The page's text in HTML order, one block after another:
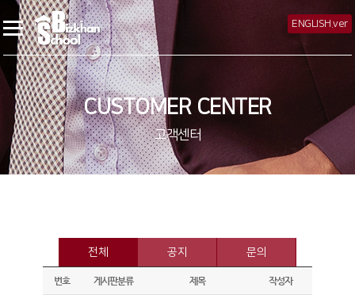
ENGLISH.ver
CUSTOMER CENTER
고객센터
전체 공지 문의
번호 게시판분류 제목 작성자